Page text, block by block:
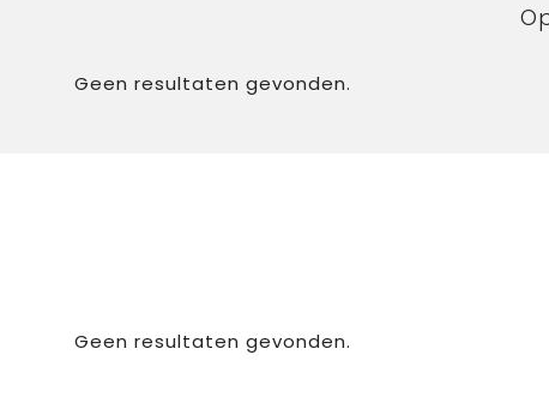
Geen resultaten gevonden.
Geen resultaten gevonden.